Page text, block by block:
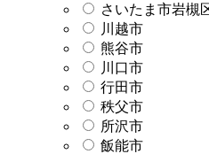
さいたま市岩槻
川越市
熊谷市
川口市
行田市
秩父市
所沢市
飯能市